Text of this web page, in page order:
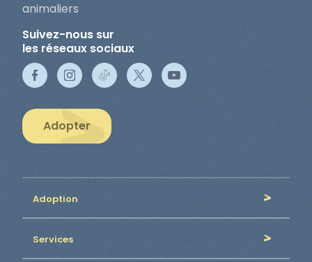
animaliers
Suivez-nous sur
les réseaux sociaux
Adopter
Adoption
Services